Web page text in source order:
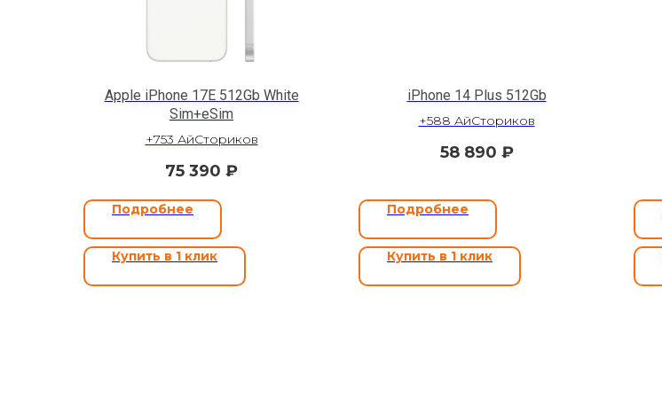
Apple iPhone 17E 512Gb White
Sim+eSim
+753 АйСториков
75 390 ₽
Подробнее
Купить в 1 клик
iPhone 14 Plus 512Gb
+588 АйСториков
58 890 ₽
Подробнее
Купить в 1 клик